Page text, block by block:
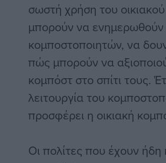
σωστή χρήση του
μπορούν να ενημερωθούν
κομποστοποιητών, να
πώς μπορούν να
κομπόστ στο σπίτι τους.
λειτουργία του
προσφέρει η οικιακή
Οι πολίτες που έχουν